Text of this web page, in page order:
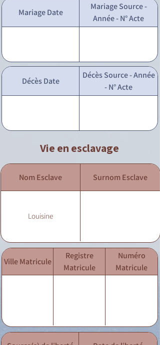
Mariage Date
Mariage Source -
Année - N° Acte
Décès Date
Décès Source - Année
- N° Acte
Vie en esclavage
Nom Esclave Surnom Esclave
Louisine
Ville Matricule
Registre
Matricule
Numéro
Matricule